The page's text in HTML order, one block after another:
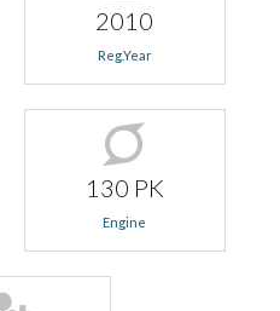
2010
Reg.Year
130 PK
Engine